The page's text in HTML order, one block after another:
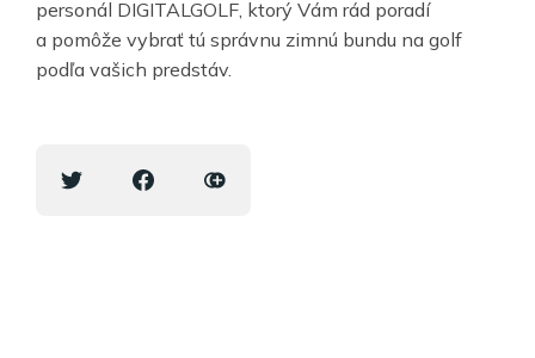
personál DIGITALGOLF, ktorý Vám rád poradí
a pomôže vybrať tú správnu zimnú bundu na golf
podľa vašich predstáv.